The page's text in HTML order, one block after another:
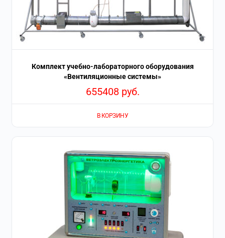
Комплект учебно-лабораторного оборудования
«Вентиляционные системы»
655408 руб.
В КОРЗИНУ